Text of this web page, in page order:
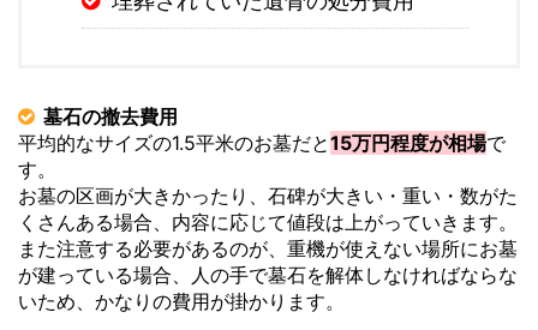
墓石の撤去費用
平均的なサイズの1.5平米のお墓だと15万円程度が相場で
す。
お墓の区画が大きかったり、石碑が大きい・重い・数がた
くさんある場合、内容に応じて値段は上がっていきます。
また注意する必要があるのが、重機が使えない場所にお墓
が建っている場合、人の手で墓石を解体しなければならな
いため、かなりの費用が掛かります。